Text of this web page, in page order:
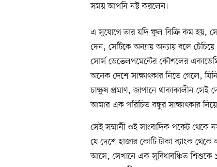
সময় আপনি নষ্ট করলেন।
এ সুযোগে তার যদি ফুল বিক্রি কম হয়,
দেন, সেটিকে অন্যায় অন্যায় বলে
সোর্স ডেভেলপমেন্টের কৌশলের
অনেক দেশে সাক্ষাৎকার নিতে গেলে,
চাক্ষুষ প্রমাণ, জাপানে থাকাকালীন সেই
আমার এক পরিচিত বন্ধুর সাক্ষাৎকার
সেই সম্মানী ওই সাংবাদিক পকেট
যে দেশে হাজার কোটি টাকা ব্যাংক
আসে, সেখানে এক সুবিধাবঞ্চিত শিশুকে